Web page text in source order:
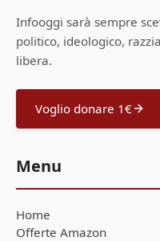
Infooggi sarà sempre
politico, ideologico,
libera.
Voglio donare 1€
Menu
Home
Offerte Amazon